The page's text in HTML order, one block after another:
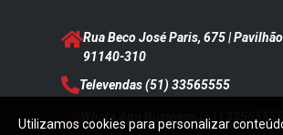
Rua Beco José Paris, 675 |
91140-310
Televendas(51) 33565555
Whats App Business (51) 33565555
Utilizamos cookies para personalizar